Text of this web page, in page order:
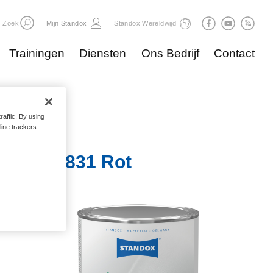
Zoek Mijn Standox Standox Wereldwijd
Trainingen Diensten Ons Bedrijf Contact
Mix 831 Rot
By using
trackers.